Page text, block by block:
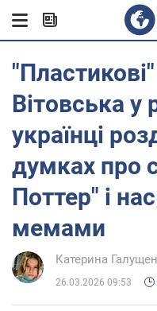
Вітовська у
українці
думках про
Поттер" і
мемами
Катерина
26.03.2026 09:53